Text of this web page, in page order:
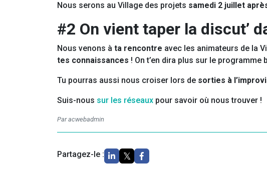
Nous serons au Village des projets samedi 2 juillet
#2 On vient taper la discut’
Nous venons à ta rencontre avec les animateurs de la
tes connaissances ! On t’en dira plus sur le programme
Tu pourras aussi nous croiser lors de sorties à
Suis-nous sur les réseaux pour savoir où nous trouver !
Par acwebadmin
Partagez-le :